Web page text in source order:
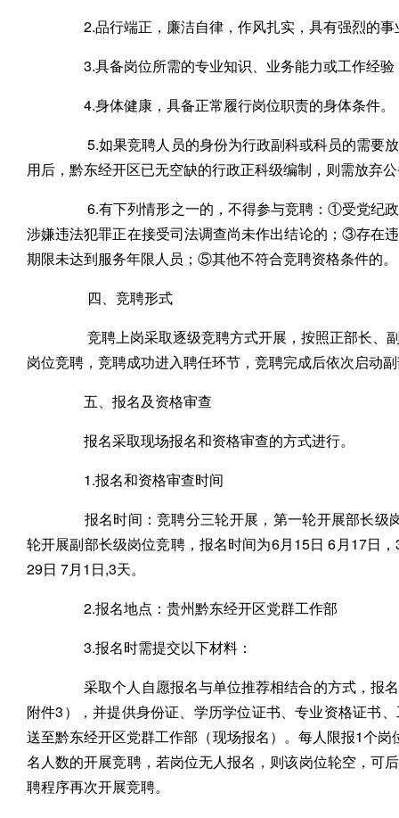
2.品行端正，廉洁自律，作风扎实，具有强烈的事
3.具备岗位所需的专业知识、业务能力或工作经验
4.身体健康，具备正常履行岗位职责的身体条件。
5.如果竞聘人员的身份为行政副科或科员的需要
用后，黔东经开区已无空缺的行政正科级编制，则需放弃
6.有下列情形之一的，不得参与竞聘：①受党纪政
涉嫌违法犯罪正在接受司法调查尚未作出结论的；③存在
期限未达到服务年限人员；⑤其他不符合竞聘资格条件的。
四、竞聘形式
竞聘上岗采取逐级竞聘方式开展，按照正部长、
岗位竞聘，竞聘成功进入聘任环节，竞聘完成后依次启动
五、报名及资格审查
报名采取现场报名和资格审查的方式进行。
1.报名和资格审查时间
报名时间：竞聘分三轮开展，第一轮开展部长级
轮开展副部长级岗位竞聘，报名时间为6月15日 6月17日
29日 7月1日,3天。
2.报名地点：贵州黔东经开区党群工作部
3.报名时需提交以下材料：
采取个人自愿报名与单位推荐相结合的方式，报
附件3），并提供身份证、学历学位证书、专业资格证书
送至黔东经开区党群工作部（现场报名）。每人限报1个
名人数的开展竞聘，若岗位无人报名，则该岗位轮空，可
聘程序再次开展竞聘。